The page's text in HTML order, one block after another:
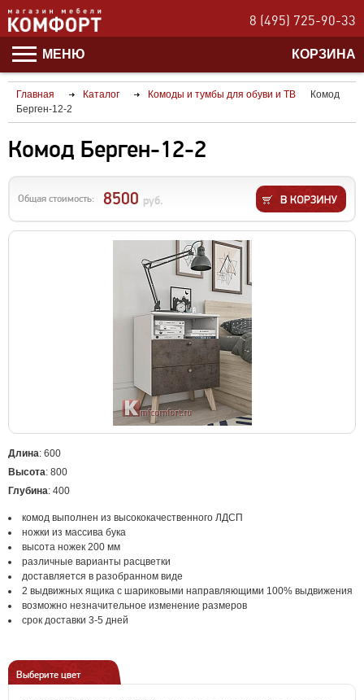
8 (495) 725-90-33
МЕНЮ КОРЗИНА
Главная Каталог Комоды и тумбы для обуви и ТВ
Комод
Берген-12-2
Комод Берген-12-2
Общая стоимость: 8500 руб.
Длина: 600
Высота: 800
Глубина: 400
комод выполнен из высококачественного ЛДСП
ножки из массива бука
высота ножек 200 мм
различные варианты расцветки
доставляется в разобранном виде
2 выдвижных ящика с шариковыми направляющими 100% выдвижения
возможно незначительное изменение размеров
срок доставки 3-5 дней
Выберите цвет